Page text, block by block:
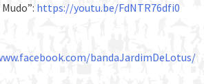
https://youtu.be/FdNTR76dfi0
bandaJardimDeLotus/